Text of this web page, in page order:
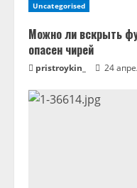
Uncategorised
Можно ли вскрыть
опасен чирей
pristroykin_ 24